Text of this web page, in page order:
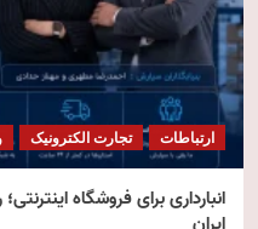
4
5
امنیت مقالات
امنیت فناوری
ارتباطات تجارت الکترونیک
انبارداری برای فروشگاه